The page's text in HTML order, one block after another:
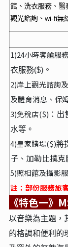
館、洗衣服務、醫
觀光諮詢、wi-fi無
1)24小時客艙服
衣服務($)。
2)岸上觀光諮詢
及體育消息、保
3)免稅店($) ：
水等。
4)皇家賭場($)將
子、加勒比撲克
5)照相館及攝影
註：部份服務旅
《特色一》
以音樂為主題，
的格調和便利的